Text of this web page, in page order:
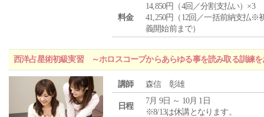
料金
14,850円（4回／分割支払い）×3
41,250円（12回／一括前納支払※
義開始前まで）
西洋占星術初級実習 ～ホロスコープからあらゆる事を読み取る訓練を
講師 森信 彰雄
日程
7月 9日 ～ 10月 1日
※8/13は休講となります。